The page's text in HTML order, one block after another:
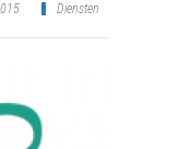
Diensten